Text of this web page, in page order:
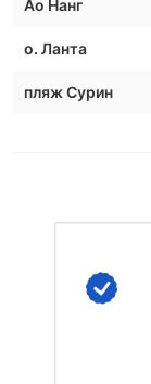
Ао Нанг
о. Ланта
пляж Сурин